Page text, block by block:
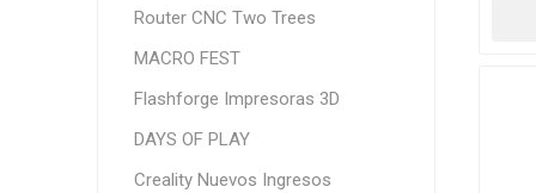
Router CNC Two Trees
MACRO FEST
Flashforge Impresoras 3D
DAYS OF PLAY
Creality Nuevos Ingresos